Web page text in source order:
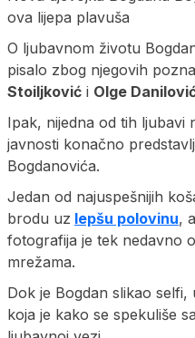
ova lijepa plavuša
O ljubavnom životu
pisalo zbog njegovih
Stoiljković i Olge
Ipak, nijedna od tih ljubavi
javnosti konačno
Bogdanovića.
Jedan od najuspešnijih
brodu uz lepšu polovinu,
fotografija je tek nedavno
mrežama.
Dok je Bogdan slikao
koja je kako se spekuliše